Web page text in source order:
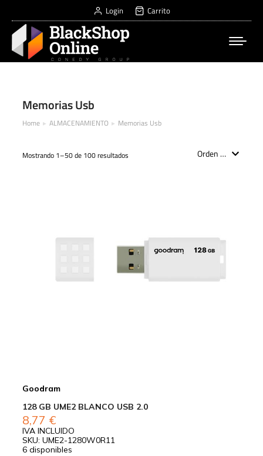
Login Carrito
Memorias Usb
You are here:
Home ALMACENAMIENTO Memorias Usb
Mostrando 1–50 de 100 resultados
Goodram
128 GB UME2 BLANCO USB 2.0
8,77 €
IVA INCLUIDO
SKU: UME2-1280W0R11
6 disponibles